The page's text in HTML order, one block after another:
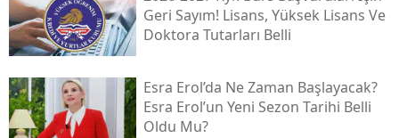
Geri Sayım! Lisans, Yüksek Lisans Ve
Doktora Tutarları Belli
Esra Erol’da Ne Zaman Başlayacak?
Esra Erol’un Yeni Sezon Tarihi Belli
Oldu Mu?